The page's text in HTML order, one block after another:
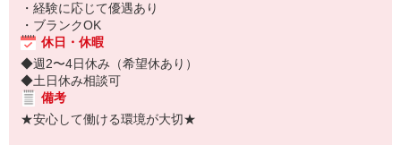
・経験に応じて優遇あり
・ブランクOK
休日・休暇
◆週2〜4日休み（希望休あり）
◆土日休み相談可
備考
★安心して働ける環境が大切★